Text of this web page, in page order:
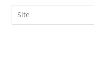
comment
email
address
Saisir
l’URL